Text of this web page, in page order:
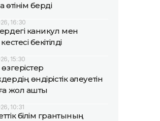
өтінім берді
16:30
каникул мен
бекітілді
15:30
өндірістік әлеуетін
жол ашты
10:31
білім грантының